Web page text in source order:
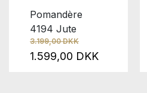
Pomandère
4194 Jute
3.199,00 DKK
1.599,00 DKK